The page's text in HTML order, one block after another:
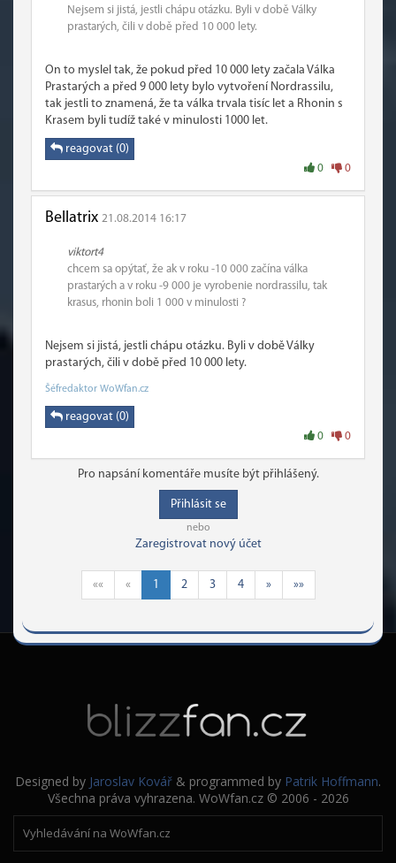
Nejsem si jistá, jestli chápu otázku. Byli v době Války
prastarých, čili v době před 10 000 lety.
On to myslel tak, že pokud před 10 000 lety začala Válka
Prastarých a před 9 000 lety bylo vytvoření Nordrassilu,
tak jestli to znamená, že ta válka trvala tisíc let a Rhonin s
Krasem byli tudíž také v minulosti 1000 let.
reagovat (0)
0 0
Bellatrix 21.08.2014 16:17
viktort4
chcem sa opýtať, že ak v roku -10 000 začína válka
prastarých a v roku -9 000 je vyrobenie nordrassilu, tak
krasus, rhonin boli 1 000 v minulosti ?
Nejsem si jistá, jestli chápu otázku. Byli v době Války
prastarých, čili v době před 10 000 lety.
Šéfredaktor WoWfan.cz
reagovat (0)
0 0
Pro napsání komentáře musíte být přihlášený.
Přihlásit se
nebo
Zaregistrovat nový účet
«« « 1 2 3 4 » »»
Designed by Jaroslav Kovář & programmed by Patrik Hoffmann.
Všechna práva vyhrazena. WoWfan.cz © 2006 - 2026